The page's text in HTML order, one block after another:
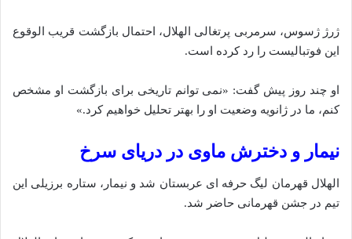
ژرژ ژسوس، سرمربی پرتغالی الهلال، احتمال بازگشت قریب‌ الوقوع
این فوتبالیست را رد کرده است.
او چند روز پیش گفت: «نمی‌ توانم تاریخی برای بازگشت او مشخص
کنم، ما در ژانویه وضعیت او را بهتر تحلیل خواهیم کرد.»
نیمار و دخترش ماوی در دریای سرخ
الهلال قهرمان لیگ حرفه‌ ای عربستان شد و نیمار، ستاره برزیلی این
تیم در جشن قهرمانی حاضر شد.